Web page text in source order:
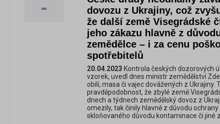
dovozu z Ukrajiny, což
že další země Visegrádské
jeho zákazu hlavně z
zemědělce – i za cenu
spotřebitelů
20.04.2023 Kontrola českých dozorových
vzorek, uvedl dnes ministr zemědělství
obilí, masa či vajec dovážených z Ukrajiny.
pravděpodobnost, že zbylé země
dnech a týdnech zemědělský dovoz z
omezily, tak činily hlavně z důvodu
skloňovaného důvodu kontaminace či jiné